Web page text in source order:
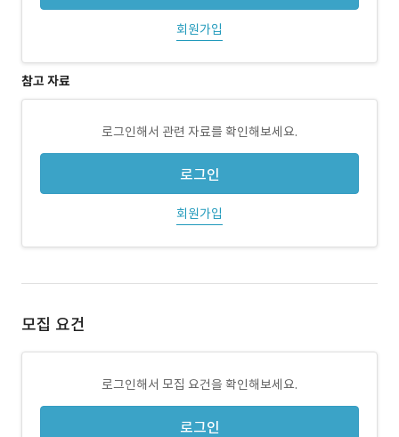
회원가입
참고 자료
로그인해서 관련 자료를 확인해보세요.
로그인
회원가입
모집 요건
로그인해서 모집 요건을 확인해보세요.
로그인